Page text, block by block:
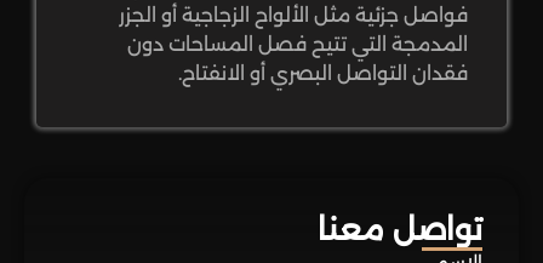
تواصل معنا
فواصل جزئية مثل الألواح الزجاجية أو الجزر
المدمجة التي تتيح فصل المساحات دون
فقدان التواصل البصري أو الانفتاح.